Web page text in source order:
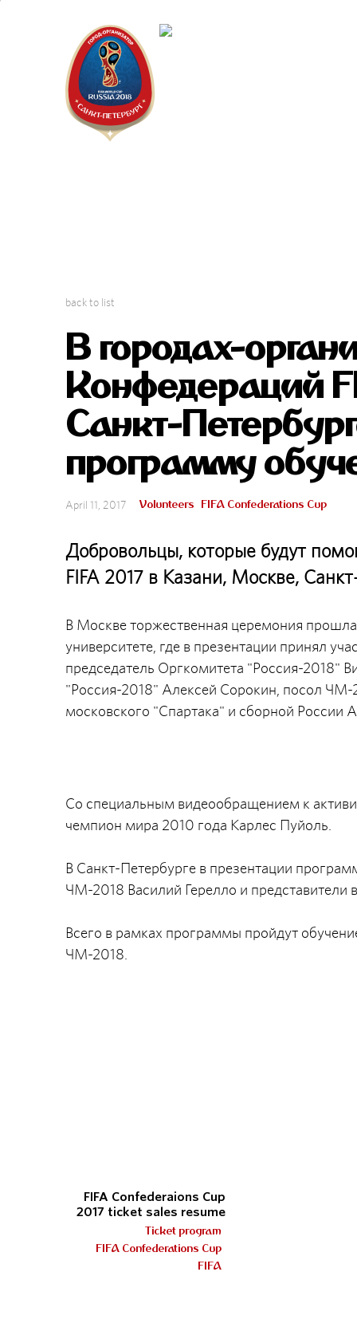
back to list
В городах-
Конфедераций
Санкт-
программу
April 11, 2017 Volunteers FIFA Confederations Cup
Добровольцы, которые будут
FIFA 2017 в Казани, Москве,
В Москве торжественная церемония
университете, где в презентации принял
председатель Оргкомитета "Россия-2018"
"Россия-2018" Алексей Сорокин, посол ЧМ-
московского "Спартака" и сборной России
Со специальным видеообращением к
чемпион мира 2010 года Карлес Пуйоль.
В Санкт-Петербурге в презентации
ЧМ-2018 Василий Герелло и представители
Всего в рамках программы пройдут
ЧМ-2018.
FIFA Confederaions Cup
2017 ticket sales resume
Ticket program
FIFA Confederations Cup
FIFA